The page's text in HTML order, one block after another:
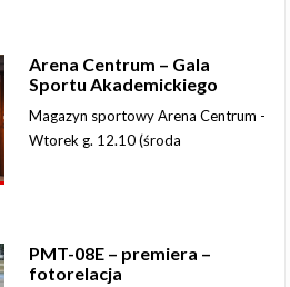
Arena Centrum – Gala
Sportu Akademickiego
Magazyn sportowy Arena Centrum -
Wtorek g. 12.10 (środa
PMT-08E – premiera –
fotorelacja